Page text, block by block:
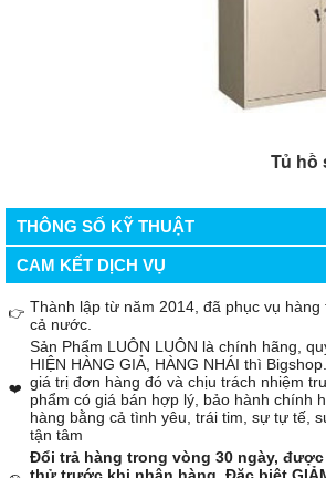
Tủ hồ
THÔNG SỐ KỸ THUẬT
CAM KẾT DỊCH VỤ
👉 Thành lập từ năm 2014, đã phục vụ hàng
cả nước.
❤️
Sản Phẩm LUÔN LUÔN là chính hãng,
HIỆN HÀNG GIẢ, HÀNG NHÁI thì
giá trị đơn hàng đó và chịu trách nhiệm
phẩm có giá bán hợp lý, bảo hành chính
hàng bằng cả tình yêu, trái tim, sự tự tế,
tận tâm
Đổi trả hàng trong vòng 30 ngày, được